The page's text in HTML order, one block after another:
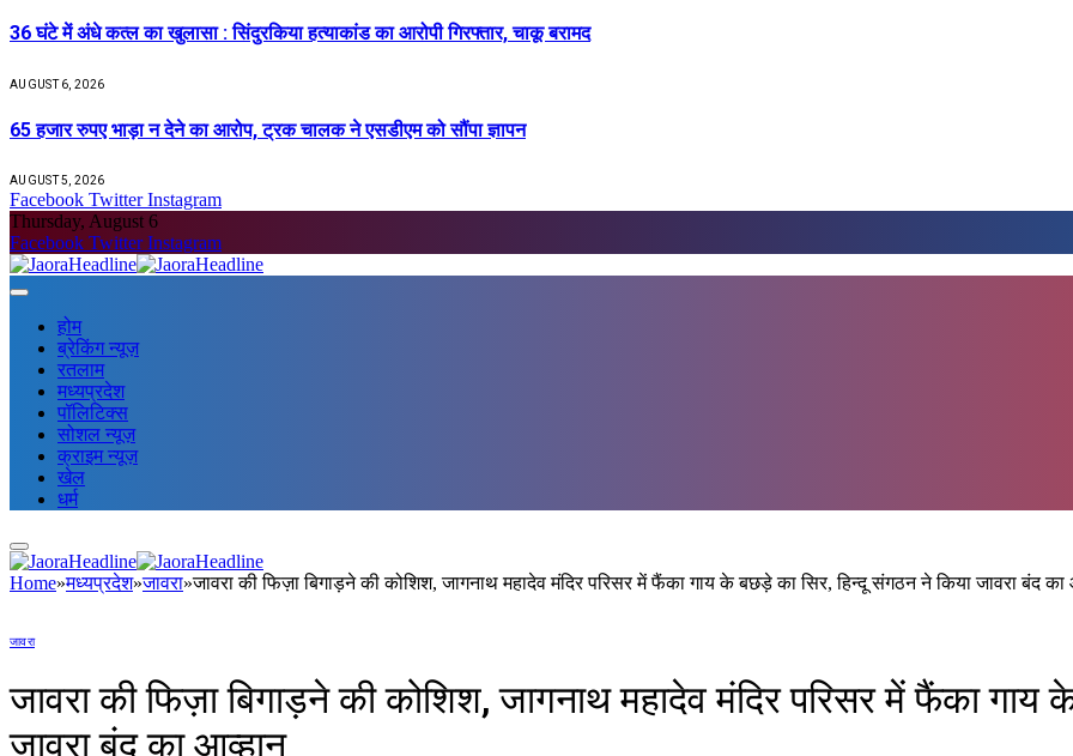
36 घंटे में अंधे कत्ल का खुलासा : सिंदुरकिया हत्याकांड का आरोपी गिरफ्तार, चाकू बरामद
AUGUST 6, 2026
65 हजार रुपए भाड़ा न देने का आरोप, ट्रक चालक ने एसडीएम को सौंपा ज्ञापन
AUGUST 5, 2026
Facebook Twitter Instagram
Thursday, August 6
Facebook Twitter Instagram
होम
ब्रेकिंग न्यूज़
रतलाम
मध्यप्रदेश
पॉलिटिक्स
सोशल न्यूज़
क्राइम न्यूज़
खेल
धर्म
Home»मध्यप्रदेश»जावरा»जावरा की फिज़ा बिगाड़ने की कोशिश, जागनाथ महादेव मंदिर परिसर में फैंका गाय के बछड़े का सिर, हिन्दू संगठन ने किया जावरा बंद का
जावरा
जावरा की फिज़ा बिगाड़ने की कोशिश, जागनाथ महादेव मंदिर परिसर में फैंका
जावरा बंद का आव्हान